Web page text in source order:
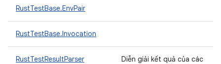
RustTestBase.EnvPair
RustTestBase.Invocation
RustTestResultParser
Diễn giải kết quả của các